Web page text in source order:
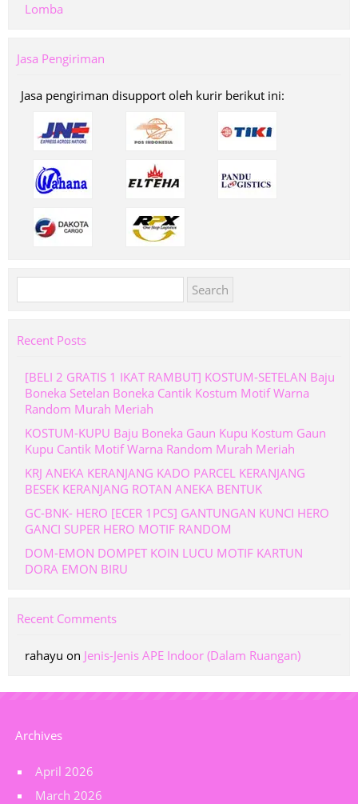
Lomba
Jasa Pengiriman
Jasa pengiriman disupport oleh kurir berikut ini:
for:
Recent Posts
[BELI 2 GRATIS 1 IKAT RAMBUT] KOSTUM-SETELAN Baju
Boneka Setelan Boneka Cantik Kostum Motif Warna
Random Murah Meriah
KOSTUM-KUPU Baju Boneka Gaun Kupu Kostum Gaun
Kupu Cantik Motif Warna Random Murah Meriah
KRJ ANEKA KERANJANG KADO PARCEL KERANJANG
BESEK KERANJANG ROTAN ANEKA BENTUK
GC-BNK- HERO [ECER 1PCS] GANTUNGAN KUNCI HERO
GANCI SUPER HERO MOTIF RANDOM
DOM-EMON DOMPET KOIN LUCU MOTIF KARTUN
DORA EMON BIRU
Recent Comments
rahayu on Jenis-Jenis APE Indoor (Dalam Ruangan)
Archives
April 2026
March 2026